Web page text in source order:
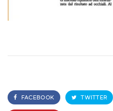
FACEBOOK TWITTER